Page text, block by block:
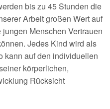
bis zu 45 Stunden die
Arbeit großen Wert auf
Menschen Vertrauen
Jedes Kind wird als
kann auf den individuellen
körperlichen,
Rücksicht